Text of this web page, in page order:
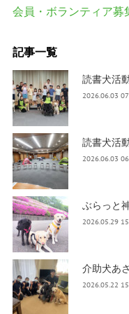
会員・ボランティア募
記事一覧
読書犬活
2026.06.03
読書犬活
2026.06.03
ぶらっと
2026.05.29
介助犬あ
2026.05.22